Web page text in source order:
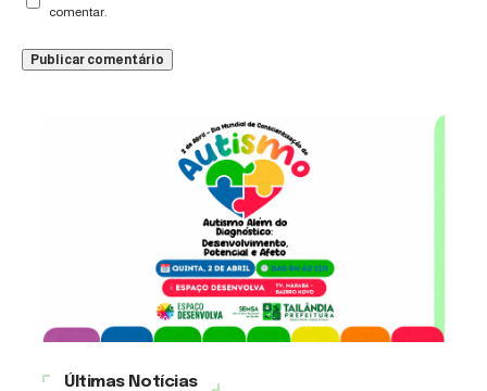
comentar.
Últimas Notícias